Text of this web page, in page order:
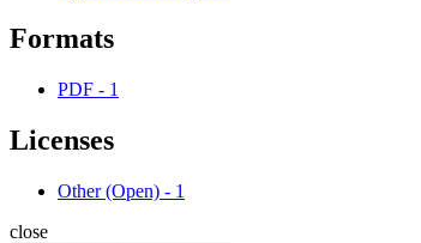
Formats
PDF - 1
Licenses
Other (Open) - 1
close